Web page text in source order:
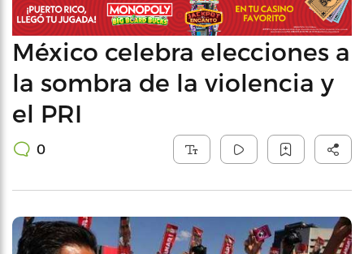
México celebra elecciones a
la sombra de la violencia y
el PRI
0